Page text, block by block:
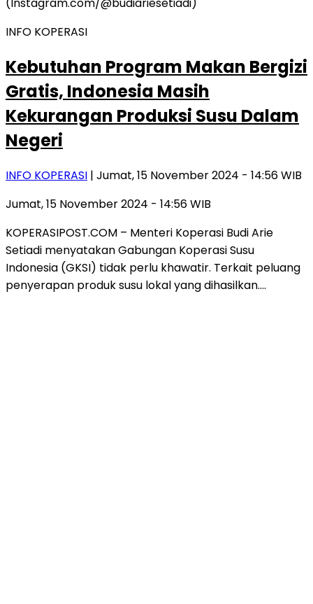
INFO KOPERASI
Kebutuhan Program Makan Bergizi
Gratis, Indonesia Masih
Kekurangan Produksi Susu Dalam
Negeri
INFO KOPERASI | Jumat, 15 November 2024 - 14:56 WIB
Jumat, 15 November 2024 - 14:56 WIB
KOPERASIPOST.COM – Menteri Koperasi Budi Arie
Setiadi menyatakan Gabungan Koperasi Susu
Indonesia (GKSI) tidak perlu khawatir. Terkait peluang
penyerapan produk susu lokal yang dihasilkan….